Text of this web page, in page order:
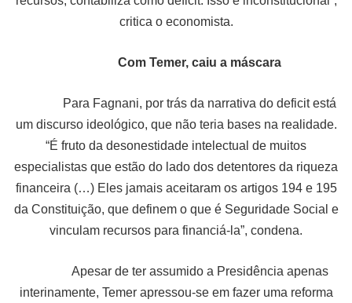
critica o economista.
Com Temer, caiu a máscara
Para Fagnani, por trás da narrativa do deficit está
um discurso ideológico, que não teria bases na realidade.
“É fruto da desonestidade intelectual de muitos
especialistas que estão do lado dos detentores da riqueza
financeira (…) Eles jamais aceitaram os artigos 194 e 195
da Constituição, que definem o que é Seguridade Social e
vinculam recursos para financiá-la”, condena.
Apesar de ter assumido a Presidência apenas
interinamente, Temer apressou-se em fazer uma reforma